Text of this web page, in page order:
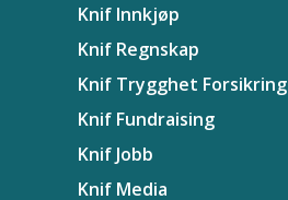
Knif Innkjøp
Knif Regnskap
Knif Trygghet Forsikring
Knif Fundraising
Knif Jobb
Knif Media